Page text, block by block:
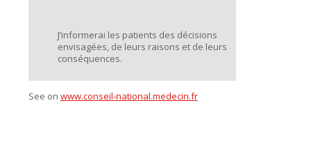
J’informerai les patients des décisions
envisagées, de leurs raisons et de leurs
conséquences.
See on www.conseil-national.medecin.fr